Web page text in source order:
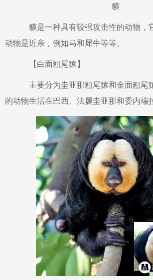
貘
貘是一种具有较强攻击性的动物，
动物是近亲，例如马和犀牛等等。
【白面粗尾猿】
主要分为圭亚那粗尾猿和金面粗尾
的动物生活在巴西、法属圭亚那和委内瑞